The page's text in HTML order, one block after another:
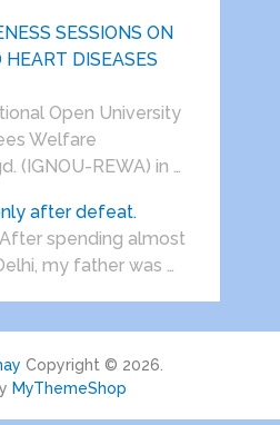
SESSIONS ON
HEART DISEASES
Open University
Welfare
(IGNOU-REWA) in …
after defeat.
spending almost
my father was …
Copyright © 2026.
MyThemeShop